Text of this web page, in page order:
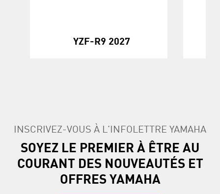
YZF-R9 2027
INSCRIVEZ-VOUS À L'INFOLETTRE YAMAHA
SOYEZ LE PREMIER À ÊTRE AU
COURANT DES NOUVEAUTÉS ET
OFFRES YAMAHA